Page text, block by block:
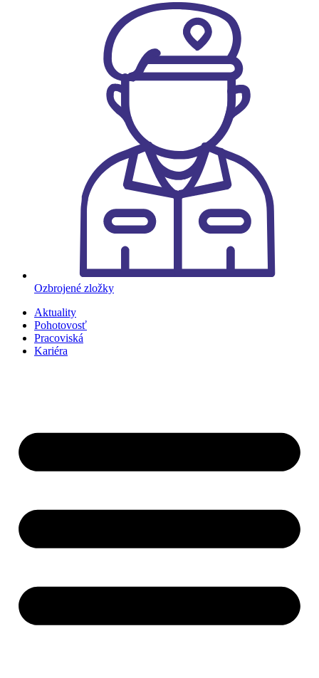
Ozbrojené zložky
Aktuality
Pohotovosť
Pracoviská
Kariéra